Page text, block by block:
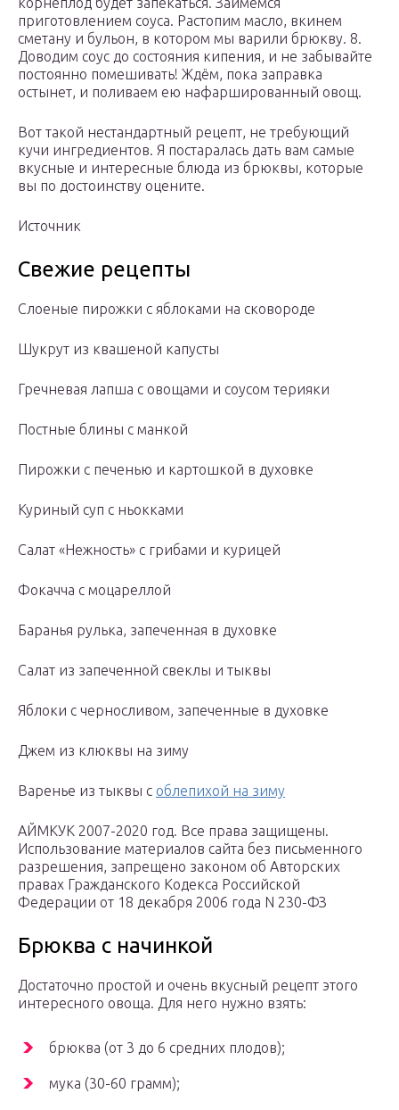
приготовлением соуса. Растопим масло, вкинем
сметану и бульон, в котором мы варили брюкву. 8.
Доводим соус до состояния кипения, и не забывайте
постоянно помешивать! Ждём, пока заправка
остынет, и поливаем ею нафаршированный овощ.
Вот такой нестандартный рецепт, не требующий
кучи ингредиентов. Я постаралась дать вам самые
вкусные и интересные блюда из брюквы, которые
вы по достоинству оцените.
Источник
Свежие рецепты
Слоеные пирожки с яблоками на сковороде
Шукрут из квашеной капусты
Гречневая лапша с овощами и соусом терияки
Постные блины с манкой
Пирожки с печенью и картошкой в духовке
Куриный суп с ньокками
Салат «Нежность» с грибами и курицей
Фокачча с моцареллой
Баранья рулька, запеченная в духовке
Салат из запеченной свеклы и тыквы
Яблоки с черносливом, запеченные в духовке
Джем из клюквы на зиму
Варенье из тыквы с облепихой на зиму
АЙМКУК 2007-2020 год. Все права защищены.
Использование материалов сайта без письменного
разрешения, запрещено законом об Авторских
правах Гражданского Кодекса Российской
Федерации от 18 декабря 2006 года N 230-ФЗ
Брюква с начинкой
Достаточно простой и очень вкусный рецепт этого
интересного овоща. Для него нужно взять:
брюква (от 3 до 6 средних плодов);
мука (30-60 грамм);